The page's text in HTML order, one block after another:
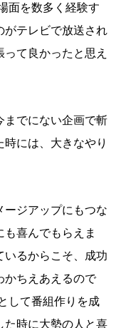
面を数多く経験す
がテレビで放送され
て良かったと思え
までにない企画で斬
には、大きなやり
ージアップにもつな
喜んでもらえま
いるからこそ、成功
かちえあえるので
して番組作りを成
た時に大勢の人と喜